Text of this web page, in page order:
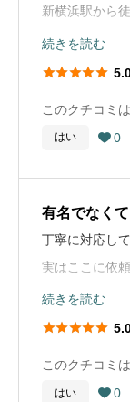
葬儀の年
葬儀の年
葬儀の場所
新横浜駅から
施設はきれい
玄関、エント
葬儀社選びの
病院の紹介業
に、危篤の段
です。 事前の
べきです。 通
柔軟に対応し
葬儀の場所
続きを読む

このクチコミ
はい  0
有名でなく
丁寧に対応して
実はここに依
覚えてくれた
次は自分の葬
続きを読む

このクチコミ
はい  0